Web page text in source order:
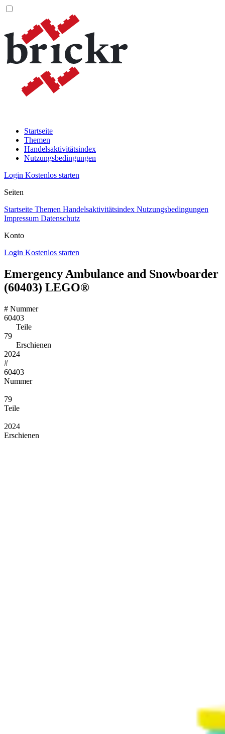
Startseite
Themen
Handelsaktivitätsindex
Nutzungsbedingungen
Login Kostenlos starten
Seiten
Startseite Themen Handelsaktivitätsindex Nutzungsbedingungen
Impressum Datenschutz
Konto
Login Kostenlos starten
Emergency Ambulance and Snowboarder
(60403) LEGO®
# Nummer
60403
Teile
79
Erschienen
2024
#
60403
Nummer
79
Teile
2024
Erschienen